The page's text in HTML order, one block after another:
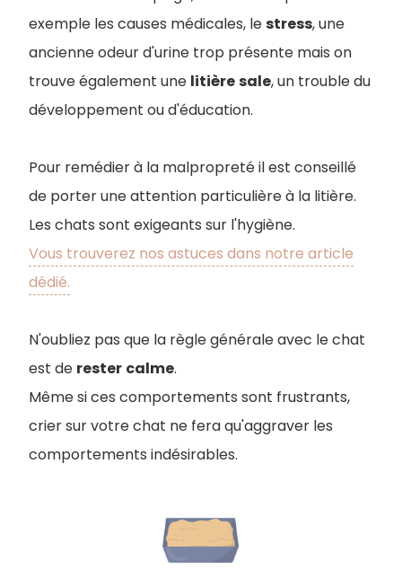
exemple les causes médicales, lestress, une
ancienne odeur d'urine trop présente mais on
trouve également une litièresale, un trouble du
développement ou d'éducation.
Pour remédier à la malpropreté il est conseillé
de porter une attention particulière à la litière.
Les chats sont exigeants sur l'hygiène.
Vous trouverez nos astuces dans notre article
dédié.
N'oubliez pas que la règle générale avec le chat
est de rester calme.
Même si ces comportements sont frustrants,
crier sur votre chat ne fera qu'aggraver les
comportements indésirables.